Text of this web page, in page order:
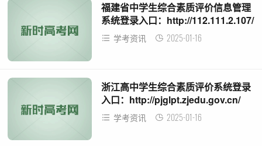
福建省中学生综合素质评价信息管理
系统登录入口：http://112.111.2.107/
学考资讯 2025-01-16
浙江高中学生综合素质评价系统登录
入口：http://pjglpt.zjedu.gov.cn/
学考资讯 2025-01-16